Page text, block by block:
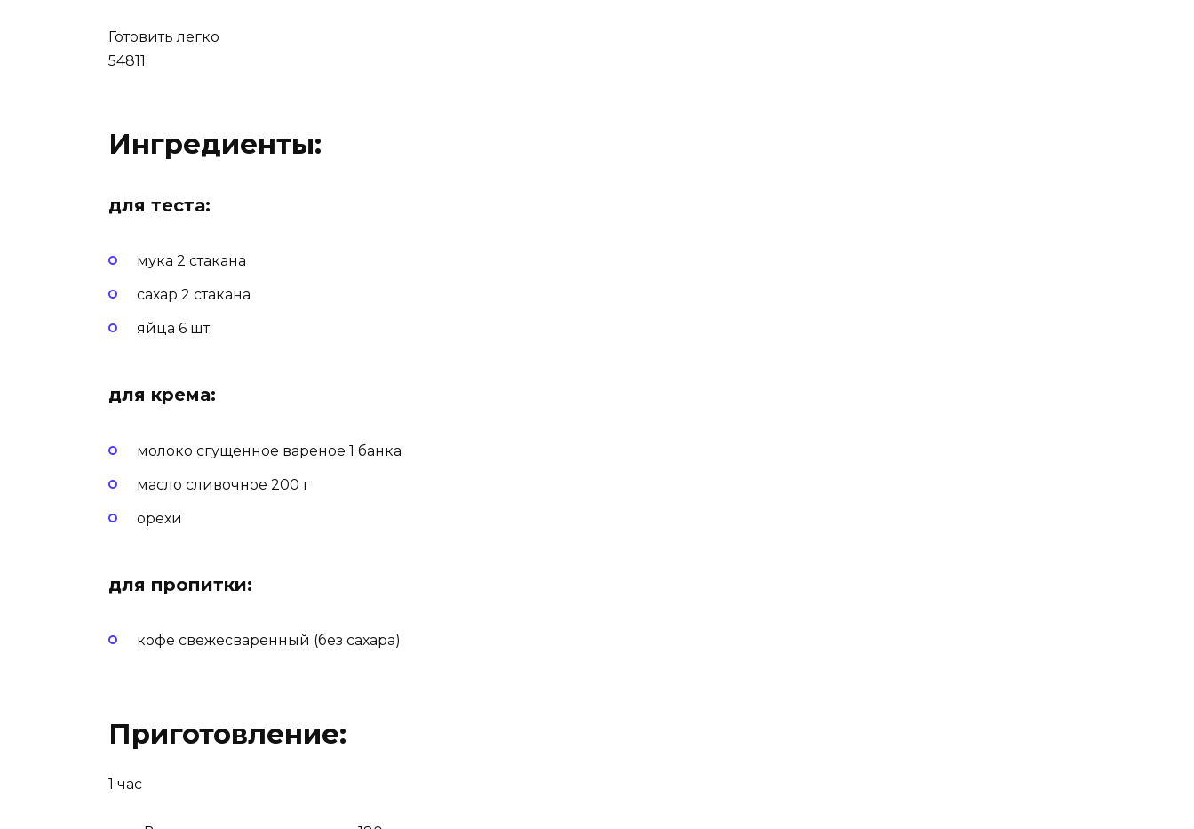
Готовить легко
54811
Ингредиенты:
для теста:
мука 2 стакана
сахар 2 стакана
яйца 6 шт.
для крема:
молоко сгущенное вареное 1 банка
масло сливочное 200 г
орехи
для пропитки:
кофе свежесваренный (без сахара)
Приготовление:
1 час